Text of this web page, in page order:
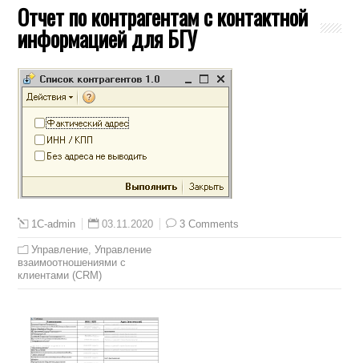
Отчет по контрагентам с контактной
информацией для БГУ
1C-admin 03.11.2020 3 Comments
Управление,Управление
взаимоотношениями с
клиентами (СRM)